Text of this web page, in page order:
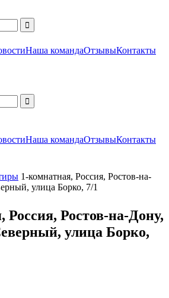

Наша командаОтзывыКонтакты

Наша командаОтзывыКонтакты
1-комнатная, Россия, Ростов-на-
улица Борко, 7/1
Россия, Ростов-на-Дону,
улица Борко,